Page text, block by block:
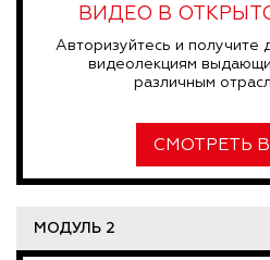
ВИДЕО В
Авторизуйтесь и получите
видеолекциям
различным
СМОТРЕТЬ
МОДУЛЬ 2